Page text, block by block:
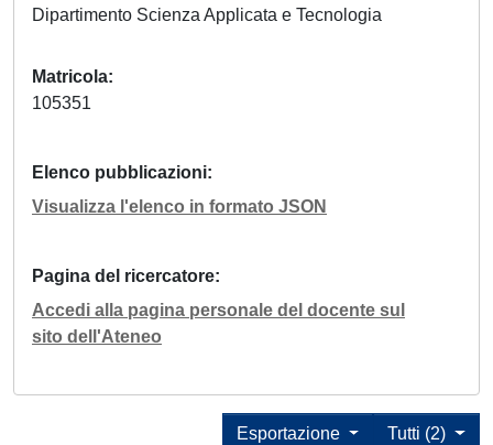
Dipartimento Scienza Applicata e Tecnologia
Matricola
105351
Elenco pubblicazioni
Visualizza l'elenco in formato JSON
Pagina del ricercatore
Accedi alla pagina personale del docente sul
sito dell'Ateneo
Tutti (2)
Esportazione